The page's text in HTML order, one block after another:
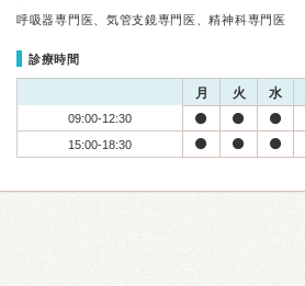
呼吸器専門医、気管支鏡専門医、精神科専門医
診療時間
月 火 水
09:00-12:30
15:00-18:30